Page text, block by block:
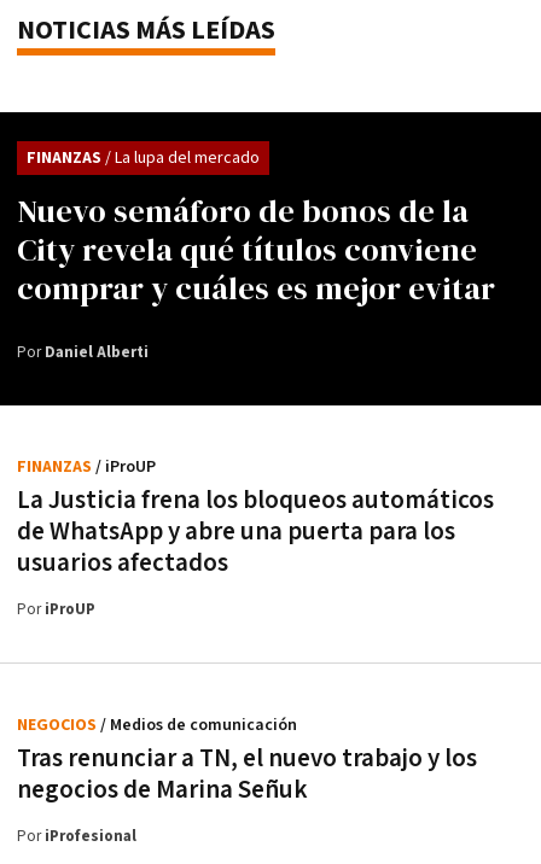
NOTICIAS MÁS LEÍDAS
Nuevo semáforo de bonos de la
City revela qué títulos conviene
comprar y cuáles es mejor evitar
FINANZAS / La lupa del mercado
PorDaniel Alberti
La Justicia frena los bloqueos automáticos
de WhatsApp y abre una puerta para los
usuarios afectados
FINANZAS / iProUP
PoriProUP
Tras renunciar a TN, el nuevo trabajo y los
negocios de Marina Señuk
NEGOCIOS / Medios de comunicación
PoriProfesional